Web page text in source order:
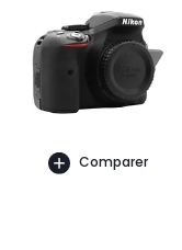
Comparer